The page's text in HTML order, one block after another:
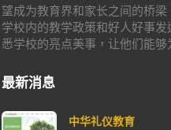
望成为教育界和家长之间的桥
学校内的教学政策和好人好事
悉学校的亮点美事，让他们能
最新消息
中华礼仪教育